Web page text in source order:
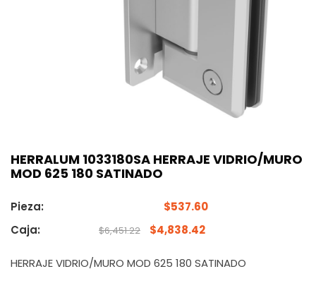
HERRALUM 1033180SA HERRAJE VIDRIO/MURO
MOD 625 180 SATINADO
Pieza: $537.60
Caja:
$6,451.22 $4,838.42
HERRAJE VIDRIO/MURO MOD 625 180 SATINADO